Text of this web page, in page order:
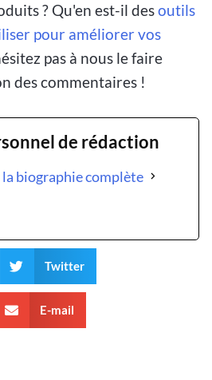
? Qu'en est-il desoutils
pour améliorer vos
pas à nous le faire
des commentaires !
de rédaction
biographie complète
Twitter
E-mail